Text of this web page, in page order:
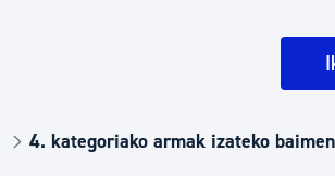
4. kategoriako armak izateko